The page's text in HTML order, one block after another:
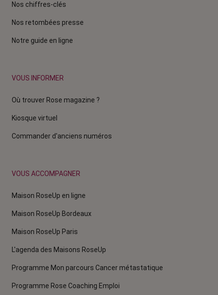
Nos chiffres-clés
Nos retombées presse
Notre guide en ligne
VOUS INFORMER
Où trouver Rose magazine ?
Kiosque virtuel
Commander d'anciens numéros
VOUS ACCOMPAGNER
Maison RoseUp en ligne
Maison RoseUp Bordeaux
Maison RoseUp Paris
L'agenda des Maisons RoseUp
Programme Mon parcours Cancer métastatique
Programme Rose Coaching Emploi